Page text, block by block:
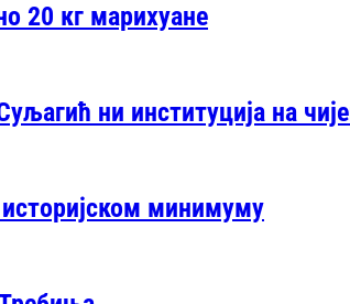
20 кг марихуане
ни институција на
минимуму